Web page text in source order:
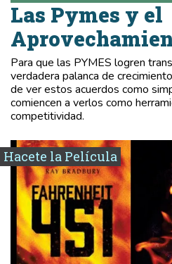
Las Pymes y el
Para que las PYMES logren
verdadera palanca de
de ver estos acuerdos como
comiencen a verlos como
competitividad.
Hacete la Película